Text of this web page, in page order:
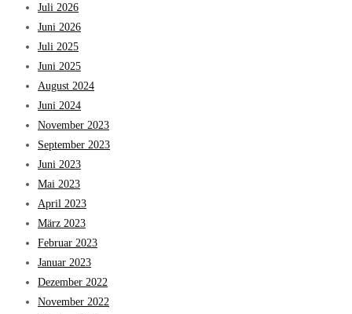
Juli 2026
Juni 2026
Juli 2025
Juni 2025
August 2024
Juni 2024
November 2023
September 2023
Juni 2023
Mai 2023
April 2023
März 2023
Februar 2023
Januar 2023
Dezember 2022
November 2022